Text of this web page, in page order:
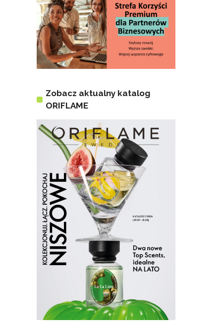
Zobacz aktualny katalog
ORIFLAME